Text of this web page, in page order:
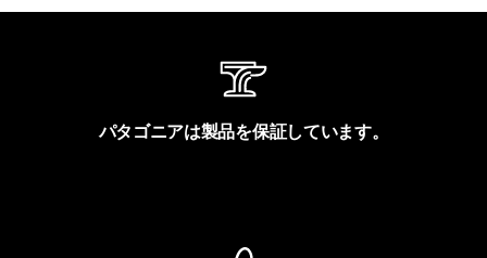
パタゴニアは製品を保証しています。